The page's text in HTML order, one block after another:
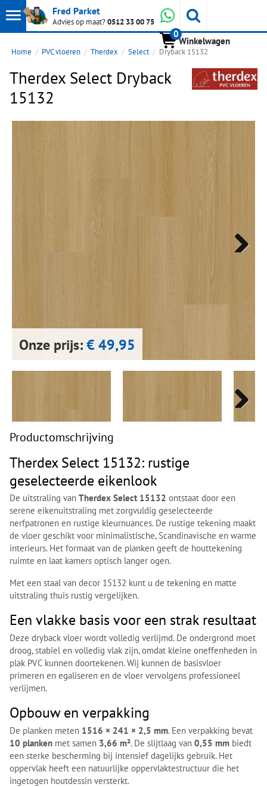
Toon
hoofdmenu
Fred Parket
Advies op maat?0512 33 00 75 Whatsapp
0
Winkelwagen
Home PVC vloeren Therdex Select Dryback 15132
Therdex Select Dryback
15132
Onze prijs:€ 49,95
Next
Next
Productomschrijving
Therdex Select 15132: rustige
geselecteerde eikenlook
De uitstraling van Therdex Select 15132 ontstaat door een
serene eikenuitstraling met zorgvuldig geselecteerde
nerfpatronen en rustige kleurnuances. De rustige tekening maakt
de vloer geschikt voor minimalistische, Scandinavische en warme
interieurs. Het formaat van de planken geeft de houttekening
ruimte en laat kamers optisch langer ogen.
Met een staal van decor 15132 kunt u de tekening en matte
uitstraling thuis rustig vergelijken.
Een vlakke basis voor een strak resultaat
Deze dryback vloer wordt volledig verlijmd. De ondergrond moet
droog, stabiel en volledig vlak zijn, omdat kleine oneffenheden in
plak PVC kunnen doortekenen. Wij kunnen de basisvloer
primeren en egaliseren en de vloer vervolgens professioneel
verlijmen.
Opbouw en verpakking
De planken meten 1516 × 241 × 2,5 mm. Een verpakking bevat
10 planken met samen 3,66 m². De slijtlaag van 0,55 mm biedt
een sterke bescherming bij intensief dagelijks gebruik. Het
oppervlak heeft een natuurlijke oppervlaktestructuur die het
ingetogen houtdessin versterkt.